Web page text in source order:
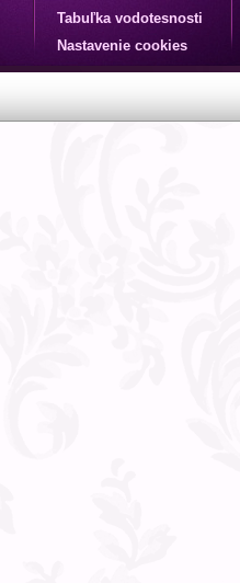
Tabuľka vodotesnosti
Nastavenie cookies